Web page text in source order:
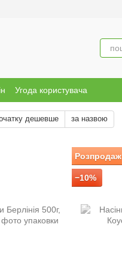
Угода користувача
дешевше за назвою
Розпродаж
−10%